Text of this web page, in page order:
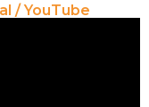
/ YouTube